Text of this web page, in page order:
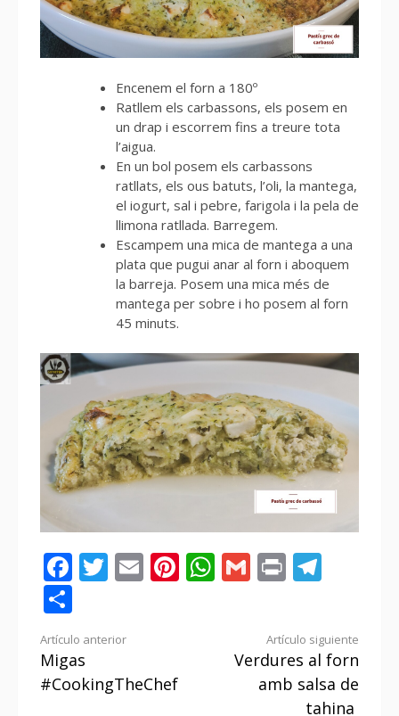
Encenem el forn a 180º
Ratllem els carbassons, els posem en
un drap i escorrem fins a treure tota
l’aigua.
En un bol posem els carbassons
ratllats, els ous batuts, l’oli, la mantega,
el iogurt, sal i pebre, farigola i la pela de
llimona ratllada. Barregem.
Escampem una mica de mantega a una
plata que pugui anar al forn i aboquem
la barreja. Posem una mica més de
mantega per sobre i ho posem al forn
45 minuts.
Facebook
Twitter
EmailPinterest
WhatsApp
Gmail
Print
Seguir
leyendo
Artículo anterior
Migas
#CookingTheChef
Artículo siguiente
Verdures al forn
amb salsa de
tahina